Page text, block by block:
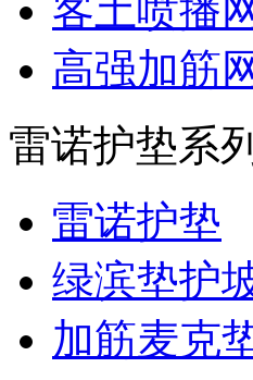
客土喷播
高强加筋
雷诺护垫系列
雷诺护垫
绿滨垫护
加筋麦克